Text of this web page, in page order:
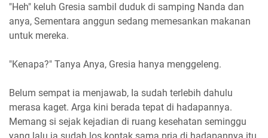
"Heh" keluh Gresia sambil duduk di samping Nanda dan
anya, Sementara anggun sedang memesankan makanan
untuk mereka.
"Kenapa?" Tanya Anya, Gresia hanya menggeleng.
Belum sempat ia menjawab, Ia sudah terlebih dahulu
merasa kaget. Arga kini berada tepat di hadapannya.
Memang si sejak kejadian di ruang kesehatan seminggu